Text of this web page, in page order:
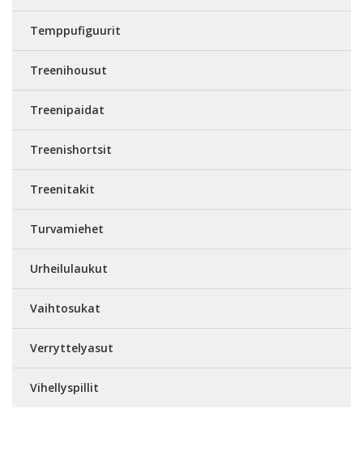
Temppufiguurit
Treenihousut
Treenipaidat
Treenishortsit
Treenitakit
Turvamiehet
Urheilulaukut
Vaihtosukat
Verryttelyasut
Vihellyspillit